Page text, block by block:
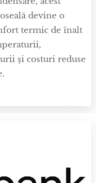
devine o
termic de înalt
și costuri reduse